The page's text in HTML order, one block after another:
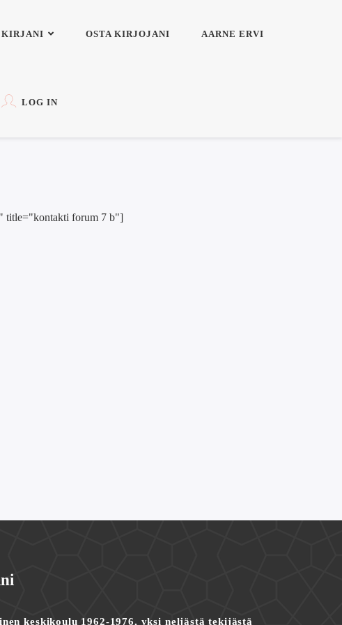
KIRJANI OSTA KIRJOJANI AARNE ERVI
LOG IN
title="kontakti forum 7 b"]
keskikoulu 1962-1976, yksi neljästä tekijästä